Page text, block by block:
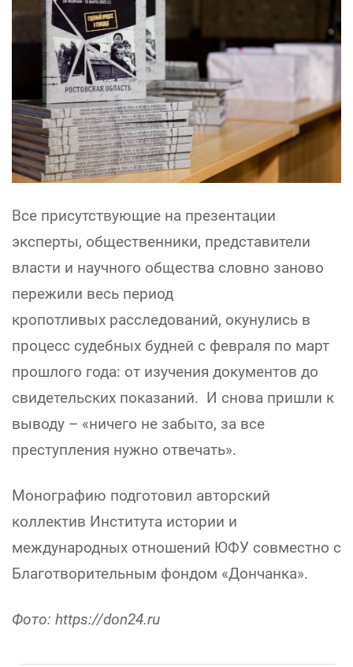
Все присутствующие на презентации
эксперты, общественники, представители
власти и научного общества словно заново
пережили весь период
кропотливых расследований, окунулись в
процесс судебных будней с февраля по март
прошлого года: от изучения документов до
свидетельских показаний. И снова пришли к
выводу – «ничего не забыто, за все
преступления нужно отвечать».
Монографию подготовил авторский
коллектив Института истории и
международных отношений ЮФУ совместно с
Благотворительным фондом «Дончанка».
Фото: https://don24.ru